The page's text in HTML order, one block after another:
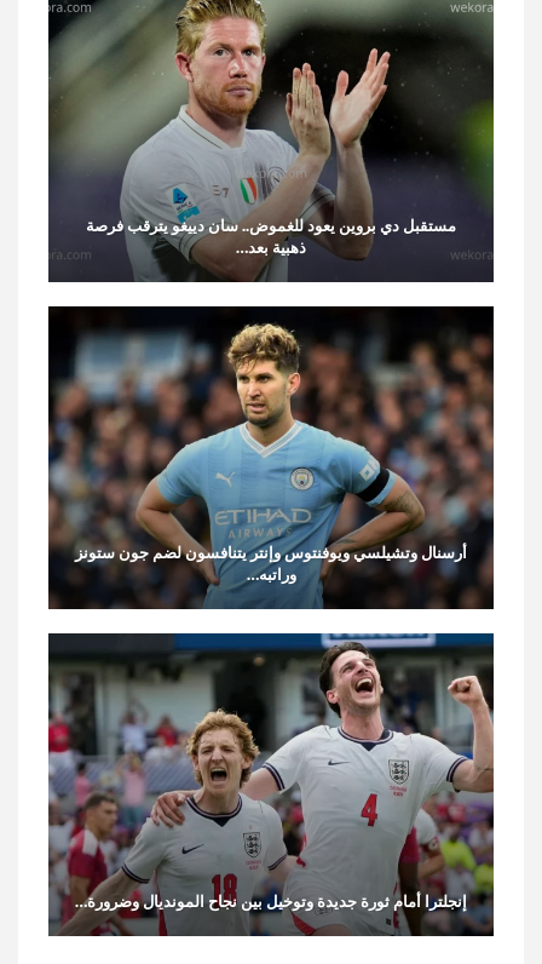
مستقبل دي بروين يعود للغموض.. سان دييغو يترقب فرصة
ذهبية بعد…
أرسنال وتشيلسي ويوفنتوس وإنتر يتنافسون لضم جون ستونز
وراتبه…
إنجلترا أمام ثورة جديدة وتوخيل بين نجاح المونديال وضرورة…